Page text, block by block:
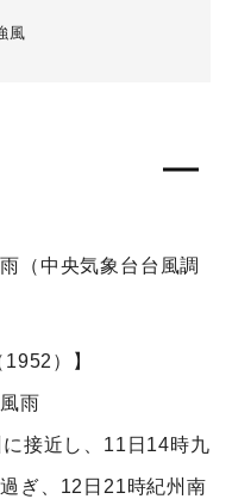
風
（中央気象台台風調
）】
雨
接近し、11日14時九
ぎ、12日21時紀州南